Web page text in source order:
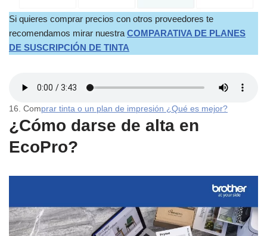
Si quieres comprar precios con otros proveedores te
recomendamos mirar nuestra COMPARATIVA DE PLANES
DE SUSCRIPCIÓN DE TINTA
16. Comprar tinta o un plan de impresión ¿Qué es mejor?
¿Cómo darse de alta en
EcoPro?